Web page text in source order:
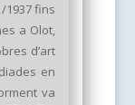
1937 fins
a Olot,
d’art
en
va